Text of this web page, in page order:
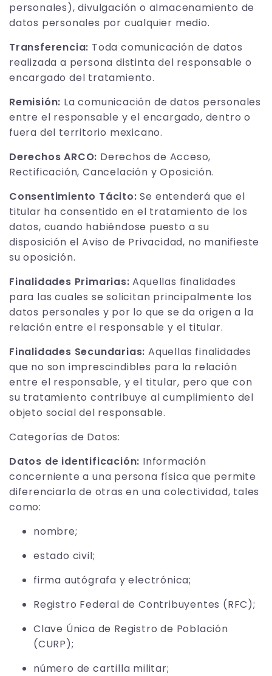
personales), divulgación o almacenamiento de
datos personales por cualquier medio.
Transferencia: Toda comunicación de datos
realizada a persona distinta del responsable o
encargado del tratamiento.
Remisión: La comunicación de datos personales
entre el responsable y el encargado, dentro o
fuera del territorio mexicano.
Derechos ARCO: Derechos de Acceso,
Rectificación, Cancelación y Oposición.
Consentimiento Tácito: Se entenderá que el
titular ha consentido en el tratamiento de los
datos, cuando habiéndose puesto a su
disposición el Aviso de Privacidad, no manifieste
su oposición.
Finalidades Primarias: Aquellas finalidades
para las cuales se solicitan principalmente los
datos personales y por lo que se da origen a la
relación entre el responsable y el titular.
Finalidades Secundarias: Aquellas finalidades
que no son imprescindibles para la relación
entre el responsable, y el titular, pero que con
su tratamiento contribuye al cumplimiento del
objeto social del responsable.
Categorías de Datos:
Datos de identificación: Información
concerniente a una persona física que permite
diferenciarla de otras en una colectividad, tales
como:
nombre;
estado civil;
firma autógrafa y electrónica;
Registro Federal de Contribuyentes (RFC);
Clave Única de Registro de Población
(CURP);
número de cartilla militar;